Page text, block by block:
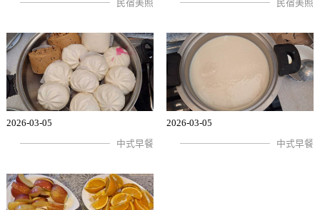
民宿美照 民宿美照
2026-03-05
中式早餐
2026-03-05
中式早餐